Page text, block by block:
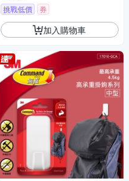
挑戰低價 券
加入購物車